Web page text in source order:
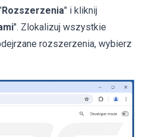
Rozszerzenia" i kliknij
". Zlokalizuj wszystkie
rozszerzenia, wybierz